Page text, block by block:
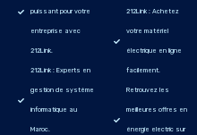
puissant pour votre
entreprise avec
212Link.
212Link : Experts en
gestion de système
informatique au
Maroc.
212Link : Achetez
votre matériel
électrique en ligne
facilement.
Retrouvez les
meilleures offres en
énergie electric sur